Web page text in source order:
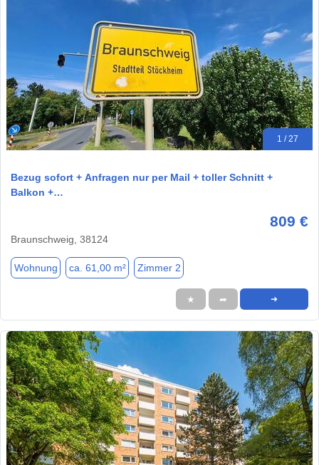
1 / 27
Bezug sofort + Anfragen nur per Mail + toller Schnitt +
Balkon +…
809 €
Braunschweig, 38124
Wohnung ca. 61,00 m² Zimmer 2
★ ➦ ➜